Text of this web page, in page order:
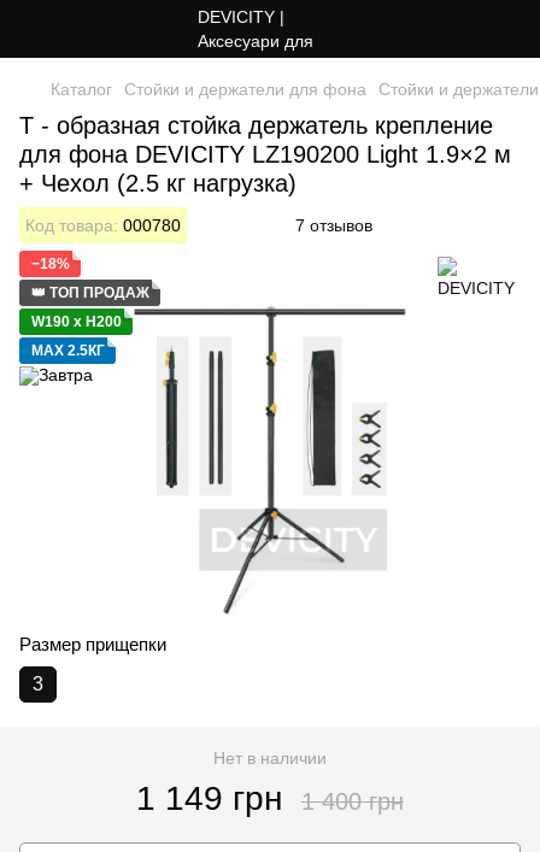
Каталог Стойки и держатели для фона Стойки и
Т - образная стойка держатель крепление
для фона DEVICITY LZ190200 Light 1.9×2 м
+ Чехол (2.5 кг нагрузка)
Код товара: 000780 7 отзывов
−18%
👑 ТОП ПРОДАЖ
W190 x H200
MAX 2.5КГ
Размер прищепки
3
Нет в наличии
1 149 грн 1 400 грн